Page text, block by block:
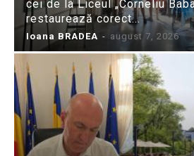
cei de la Liceul „Corneliu
restaurează corect...
Ioana BRADEA - august 7, 2026